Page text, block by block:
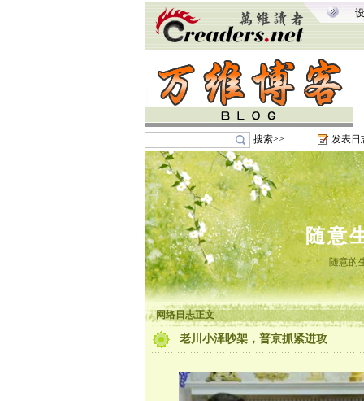
搜索>> 发表日
随意
随意的
网络日志正文
老川小泽吵架，普京抓紧进攻